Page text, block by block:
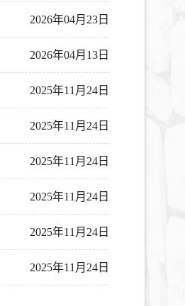
2026年04月23日
2026年04月13日
2025年11月24日
2025年11月24日
2025年11月24日
2025年11月24日
2025年11月24日
2025年11月24日